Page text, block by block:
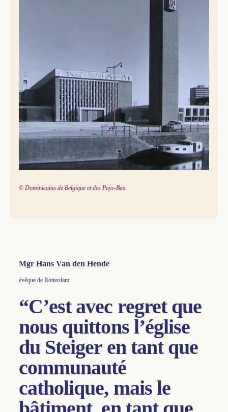
© Dominicains de Belgique et des Pays-Bas
Mgr Hans Van den Hende
évêque de Rotterdam
“C’est avec regret que
nous quittons l’église
du Steiger en tant que
communauté
catholique, mais le